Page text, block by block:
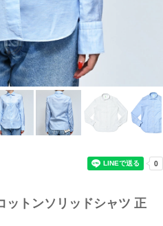
ットンソリッドシャツ 正